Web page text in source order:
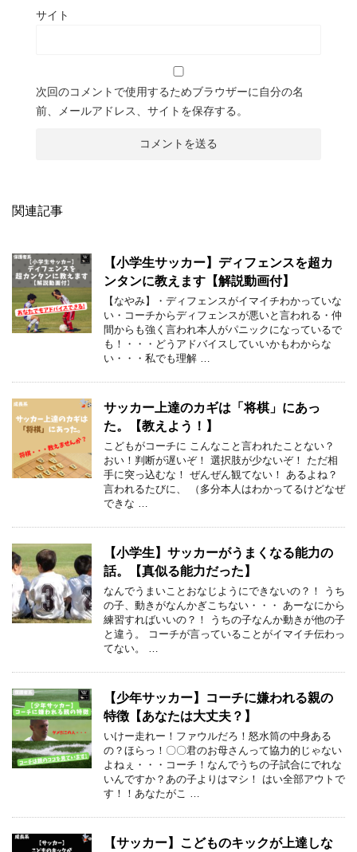
サイト
次回のコメントで使用するためブラウザーに自分の名
前、メールアドレス、サイトを保存する。
関連記事
【小学生サッカー】ディフェンスを超カ
ンタンに教えます【解説動画付】
【なやみ】・ディフェンスがイマイチわかっていな
い・コーチからディフェンスが悪いと言われる・仲
間からも強く言われ本人がパニックになっているで
も！・・・どうアドバイスしていいかもわからな
い・・・私でも理解 …
サッカー上達のカギは「将棋」にあっ
た。【教えよう！】
こどもがコーチに こんなこと言われたことない？
おい！判断が遅いぞ！ 選択肢が少ないぞ！ ただ相
手に突っ込むな！ ぜんぜん観てない！ あるよね？
言われるたびに、 （多分本人はわかってるけどなぜ
できな …
【小学生】サッカーがうまくなる能力の
話。【真似る能力だった】
なんでうまいことおなじようにできないの？！ うち
の子、動きがなんかぎこちない・・・ あーなにから
練習すればいいの？！ うちの子なんか動きが他の子
と違う。 コーチが言っていることがイマイチ伝わっ
てない。 …
【少年サッカー】コーチに嫌われる親の
特徴【あなたは大丈夫？】
いけー走れー！ファウルだろ！怒水筒の中身ある
の？ほらっ！〇〇君のお母さんって協力的じゃない
よねぇ・・・コーチ！なんでうちの子試合にでれな
いんですか？あの子よりはマシ！ はい全部アウトで
す！！あなたがこ …
【サッカー】こどものキックが上達しな